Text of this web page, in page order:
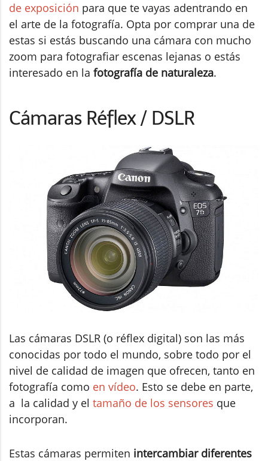
de exposición para que te vayas adentrando en
el arte de la fotografía. Opta por comprar una de
estas si estás buscando una cámara con mucho
zoom para fotografiar escenas lejanas o estás
interesado en la fotografía de naturaleza.
Cámaras Réflex / DSLR
Las cámaras DSLR (o réflex digital) son las más
conocidas por todo el mundo, sobre todo por el
nivel de calidad de imagen que ofrecen, tanto en
fotografía como en vídeo. Esto se debe en parte,
a la calidad y el tamaño de los sensores que
incorporan.
Estas cámaras permiten intercambiar diferentes